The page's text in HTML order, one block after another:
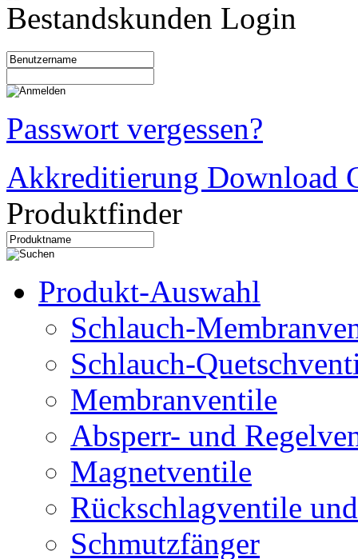
Bestandskunden Login
Passwort vergessen?
Akkreditierung Download
Produktfinder
Produkt-Auswahl
Schlauch-
Schlauch-
Membranventile
Absperr- und
Magnetventile
Rückschlagventile
Schmutzfänger